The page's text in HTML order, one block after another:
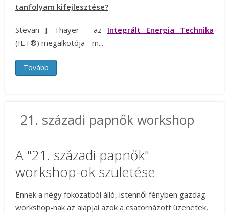
tanfolyam kifejlesztése?
Stevan J. Thayer - az Integrált Energia Technika
(IET®) megalkotója - m...
Tovább
21. századi papnők workshop
A "21. századi papnők"
workshop-ok születése
Ennek a négy fokozatból álló, istennői fényben gazdag
workshop-nak az alapjai azok a csatornázott üzenetek,